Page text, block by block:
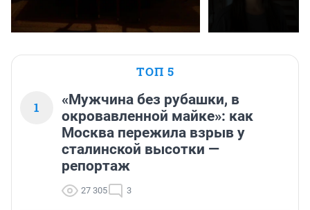
ТОП 5
1
«Мужчина без рубашки, в
окровавленной майке»: как
Москва пережила взрыв у
сталинской высотки —
репортаж
27 305 3